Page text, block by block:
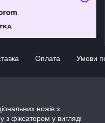
Оплата Умови
ножів з
з фіксатором у вигляді